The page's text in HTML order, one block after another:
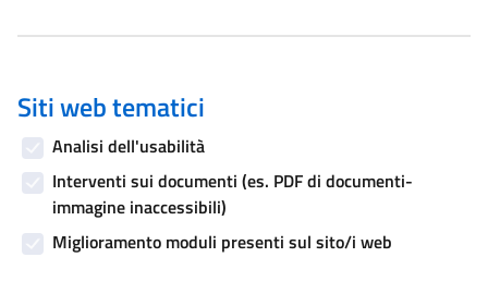
Siti web tematici
Analisi dell'usabilità
Interventi sui documenti (es. PDF di documenti-
immagine inaccessibili)
Miglioramento moduli presenti sul sito/i web